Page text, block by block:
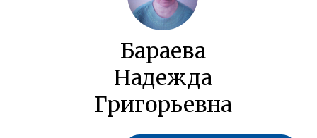
Бараева
Надежда
Григорьевна